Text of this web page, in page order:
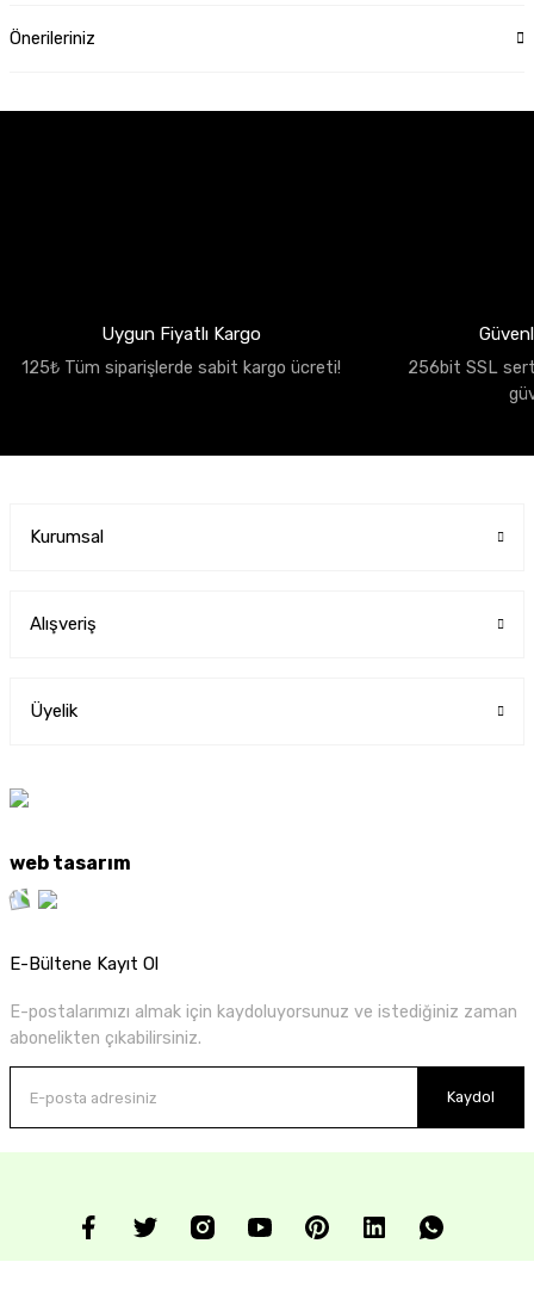
Önerileriniz
Uygun Fiyatlı Kargo
125₺ Tüm siparişlerde sabit kargo ücreti!
256bit SSL
Kurumsal
Alışveriş
Üyelik
web tasarım
E-Bültene Kayıt Ol
E-postalarımızı almak için kaydoluyorsunuz ve istediğiniz zaman
abonelikten çıkabilirsiniz.
Kaydol